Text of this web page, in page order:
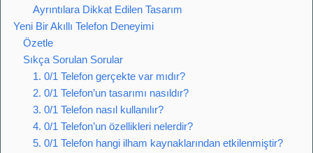
Ayrıntılara Dikkat Edilen Tasarım
Yeni Bir Akıllı Telefon Deneyimi
Özetle
Sıkça Sorulan Sorular
1. 0/1 Telefon gerçekte var mıdır?
2. 0/1 Telefon’un tasarımı nasıldır?
3. 0/1 Telefon nasıl kullanılır?
4. 0/1 Telefon’un özellikleri nelerdir?
5. 0/1 Telefon hangi ilham kaynaklarından etkilenmiştir?